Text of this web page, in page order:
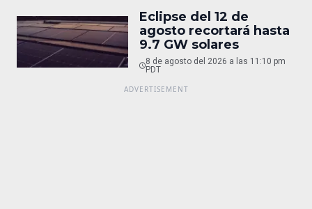
Eclipse del 12 de
agosto recortará hasta
9.7 GW solares
8 de agosto del 2026 a las 11:10 pm
PDT